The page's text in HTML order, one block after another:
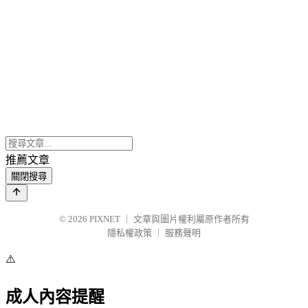
推薦文章
關閉搜尋
© 2026 PIXNET
文章與圖片權利屬原作者所有
隱私權政策
服務聲明
⚠️
成人內容提醒